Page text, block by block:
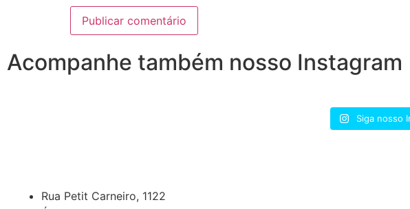
Acompanhe também nosso Instagram
Siga nosso
Rua Petit Carneiro, 1122